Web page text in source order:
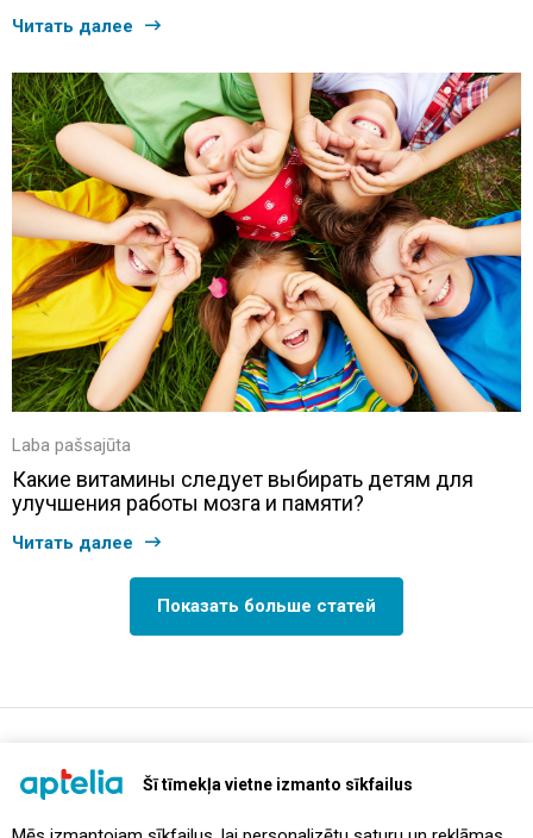
Šī tīmekļa vietne izmanto sīkfailus
Читать далее
Laba pašsajūta
Какие витамины следует выбирать детям для
улучшения работы мозга и памяти?
Читать далее
Показать больше статей